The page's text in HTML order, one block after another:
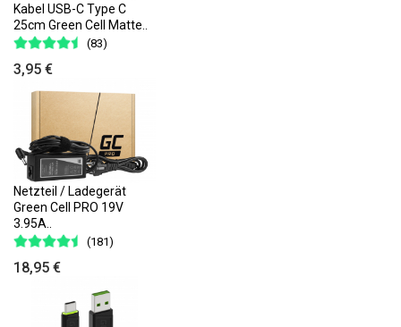
Kabel USB-C Type C
25cm Green Cell Matte..
(83)
3,95 €
Netzteil / Ladegerät
Green Cell PRO 19V
3.95A..
(181)
18,95 €